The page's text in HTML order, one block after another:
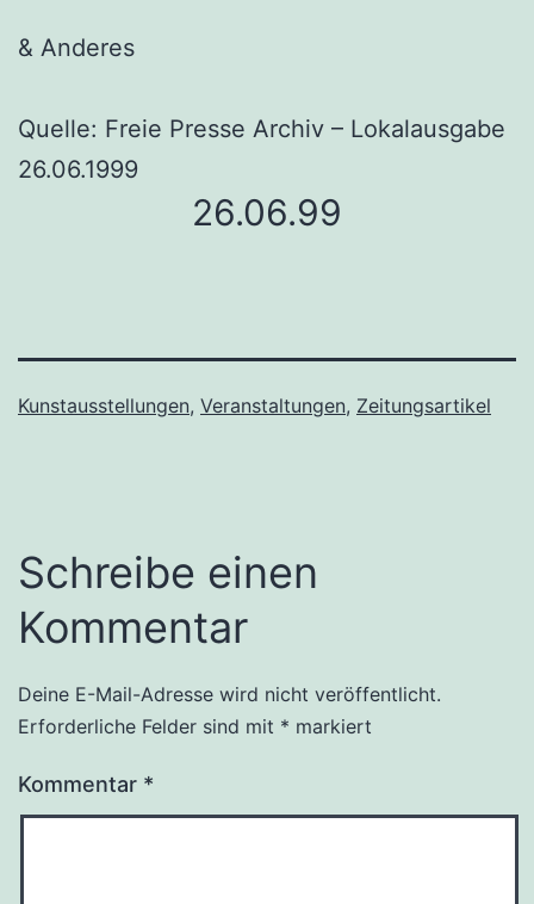
& Anderes
Quelle: Freie Presse Archiv – Lokalausgabe
26.06.1999
26.06.99
Kunstausstellungen, Veranstaltungen, Zeitungsartikel
Schreibe einen
Kommentar
Deine E-Mail-Adresse wird nicht veröffentlicht.
Erforderliche Felder sind mit * markiert
Kommentar *